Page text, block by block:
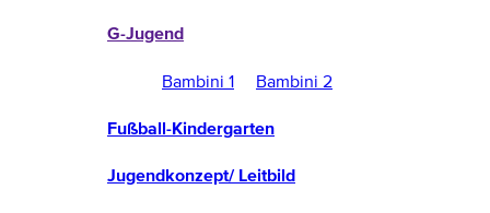
G-Jugend
Bambini 1 Bambini 2
Fußball-Kindergarten
Jugendkonzept/ Leitbild